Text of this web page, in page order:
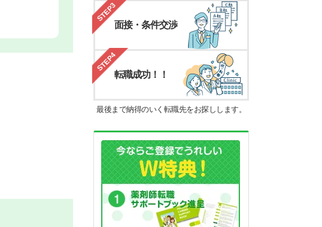
STEP3
面接・条件交渉
STEP4
転職成功！！
最後まで納得のいく転職先をお探しします。